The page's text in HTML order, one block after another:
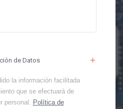
de Datos
la información facilitada
que se efectuará de
personal. Política de